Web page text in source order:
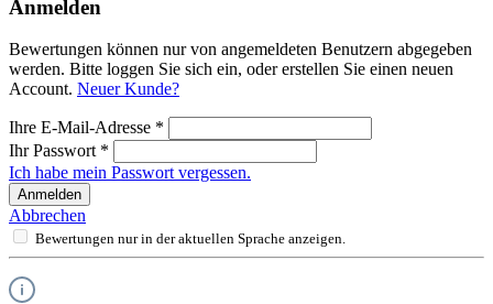
Anmelden
Bewertungen können nur von angemeldeten Benutzern abgegeben
werden. Bitte loggen Sie sich ein, oder erstellen Sie einen neuen
Account. Neuer Kunde?
Ihre E-Mail-Adresse *
Ihr Passwort *
Ich habe mein Passwort vergessen.
Anmelden
Abbrechen
Bewertungen nur in der aktuellen Sprache anzeigen.